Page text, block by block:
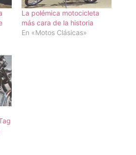
La polémica motocicleta
más cara de la historia
En «Motos Clásicas»